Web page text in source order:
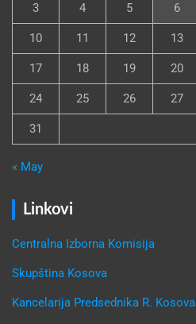
3 4 5 6
10 11 12 13
17 18 19 20
24 25 26 27
31
« May
Linkovi
Centralna Izborna Komisija
Skupština Kosova
Kancelarija Predsednika R. Kosova